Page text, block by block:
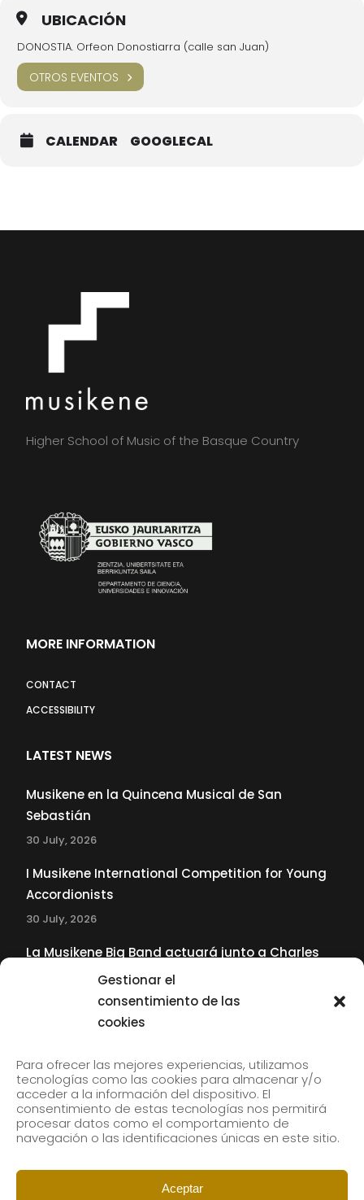
Gestionar el
consentimiento de las
cookies
Para ofrecer las mejores experiencias, utilizamos
tecnologías como las cookies para almacenar y/o
acceder a la información del dispositivo. El
consentimiento de estas tecnologías nos permitirá
procesar datos como el comportamiento de
navegación o las identificaciones únicas en este sitio.
Aceptar
UBICACIÓN
DONOSTIA. Orfeon Donostiarra (calle san Juan)
OTROS EVENTOS
CALENDAR GOOGLECAL
Higher School of Music of the Basque Country
MORE INFORMATION
CONTACT
ACCESSIBILITY
LATEST NEWS
Musikene en la Quincena Musical de San
Sebastián
30 July, 2026
I Musikene International Competition for Young
Accordionists
30 July, 2026
La Musikene Big Band actuará junto a Charles
Tolliver en el 61 Jazzaldia
Subscribe to our newsletter to receive our news by
email.